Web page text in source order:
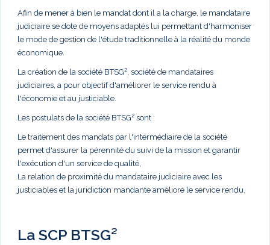
Afin de mener à bien le mandat dont il a la charge, le mandataire
judiciaire se dote de moyens adaptés lui permettant d'harmoniser
le mode de gestion de l'étude traditionnelle à la réalité du monde
économique.
La création de la société BTSG², société de mandataires
judiciaires, a pour objectif d'améliorer le service rendu à
l'économie et au justiciable.
Les postulats de la société BTSG² sont :
Le traitement des mandats par l'intermédiaire de la société
permet d'assurer la pérennité du suivi de la mission et garantir
l'exécution d'un service de qualité,
La relation de proximité du mandataire judiciaire avec les
justiciables et la juridiction mandante améliore le service rendu.
La SCP BTSG²